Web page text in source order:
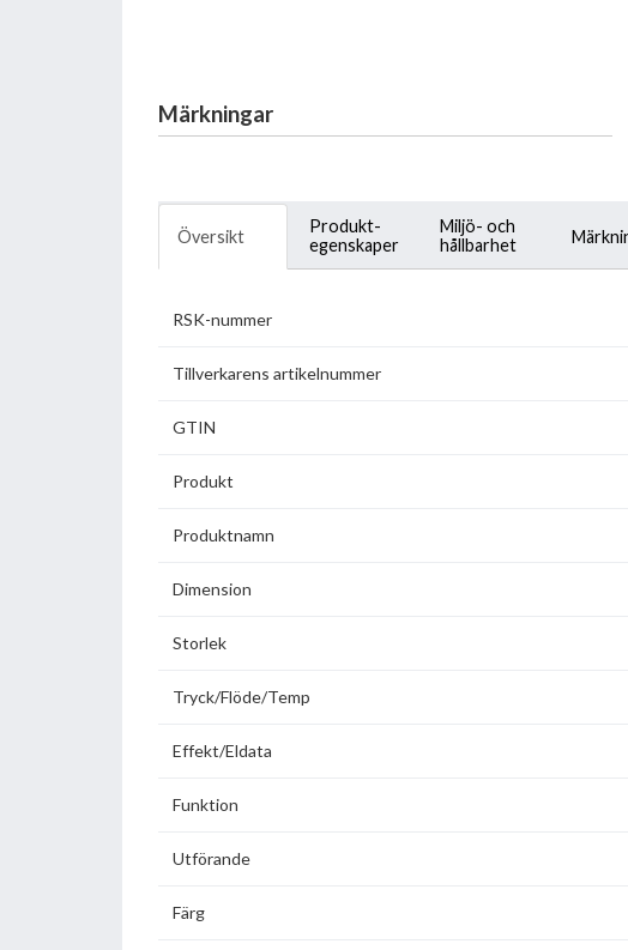
Märkningar
Översikt
Produkt-
egenskaper
Miljö- och
hållbarhet
RSK-nummer
Tillverkarens artikelnummer
GTIN
Produkt
Produktnamn
Dimension
Storlek
Tryck/Flöde/Temp
Effekt/Eldata
Funktion
Utförande
Färg